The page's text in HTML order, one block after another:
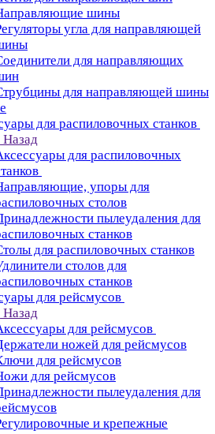
шины
угла для направляющей
для направляющих
для направляющей шины
для распиловочных станков
Назад
для распиловочных
упоры для
столов
пылеудаления для
станков
для распиловочных станков
столов для
станков
для рейсмусов
Назад
для рейсмусов
ножей для рейсмусов
для рейсмусов
для рейсмусов
пылеудаления для
и крепежные